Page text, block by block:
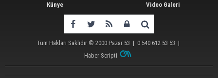
Künye
Video Galeri
Tüm Hakları Saklıdır © 2000 Pazar 53 | 0 540 612 53 53 |
Haber Scripti